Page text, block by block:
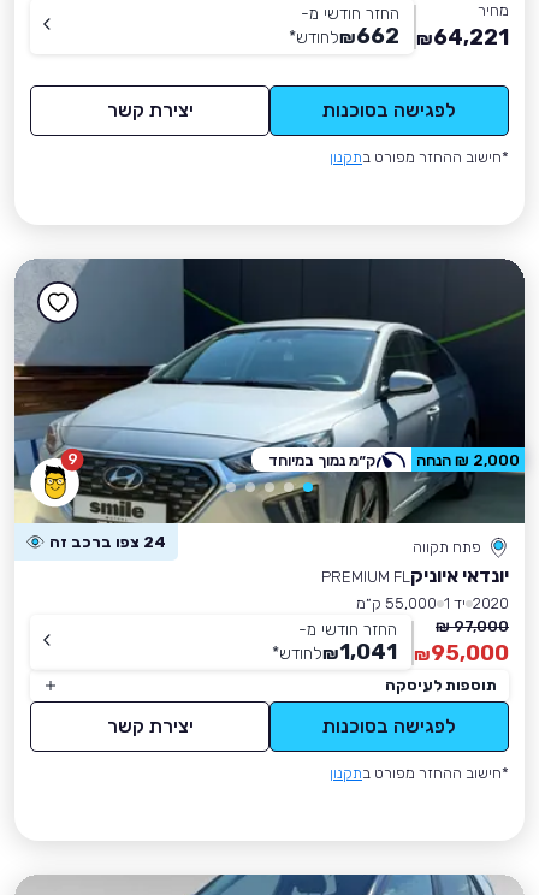
מחיר
64,221
₪
החזר חודשי מ-
662
₪לחודש*
לפגישה בסוכנות יצירת קשר
*חישוב ההחזר מפורט בתקנון
9
פתח תקווה 24 צפו ברכב זה
יונדאי איוניק PREMIUM FL
2020 יד 1
55,000 ק״מ
97,000 ₪
95,000
₪
החזר חודשי מ-
1,041
₪לחודש*
תוספות לעיסקה
לפגישה בסוכנות יצירת קשר
*חישוב ההחזר מפורט בתקנון
2,000 ₪ הנחה ק״מ נמוך במיוחד